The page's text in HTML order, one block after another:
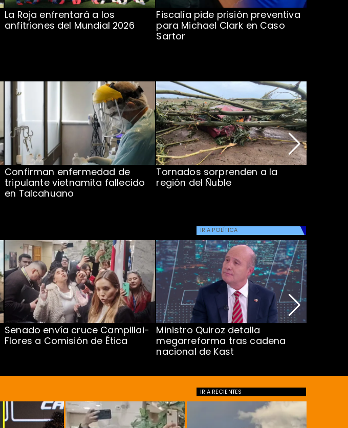
La Roja enfrentará a los
anfitriones del Mundial 2026
Fiscalía pide prisión preventiva
para Michael Clark en Caso
Sartor
Confirman enfermedad de
tripulante vietnamita fallecido
en Talcahuano
Tornados sorprenden a la
región del Ñuble
IR A POLÍTICA
Senado envía cruce Campillai-
Flores a Comisión de Ética
Ministro Quiroz detalla
megarreforma tras cadena
nacional de Kast
IR A RECIENTES